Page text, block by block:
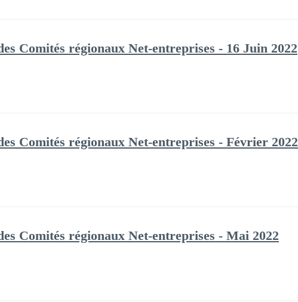
Comités régionaux Net-entreprises - 16 Juin 2022
Comités régionaux Net-entreprises - Février 2022
Comités régionaux Net-entreprises - Mai 2022